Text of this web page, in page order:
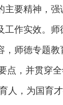
主要精神，强
工作实效。师
，师德专题
点，并贯穿全
人，为国育